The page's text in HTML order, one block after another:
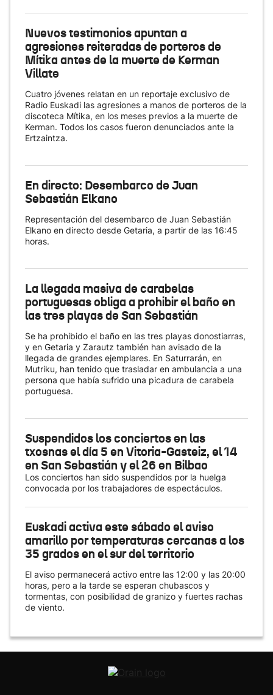
Nuevos testimonios apuntan a
agresiones reiteradas de porteros de
Mítika antes de la muerte de Kerman
Villate
Cuatro jóvenes relatan en un reportaje exclusivo de
Radio Euskadi las agresiones a manos de porteros de la
discoteca Mítika, en los meses previos a la muerte de
Kerman. Todos los casos fueron denunciados ante la
Ertzaintza.
En directo: Desembarco de Juan
Sebastián Elkano
Representación del desembarco de Juan Sebastián
Elkano en directo desde Getaria, a partir de las 16:45
horas.
La llegada masiva de carabelas
portuguesas obliga a prohibir el baño en
las tres playas de San Sebastián
Se ha prohibido el baño en las tres playas donostiarras,
y en Getaria y Zarautz también han avisado de la
llegada de grandes ejemplares. En Saturrarán, en
Mutriku, han tenido que trasladar en ambulancia a una
persona que había sufrido una picadura de carabela
portuguesa.
Suspendidos los conciertos en las
txosnas el día 5 en Vitoria-Gasteiz, el 14
en San Sebastián y el 26 en Bilbao
Los conciertos han sido suspendidos por la huelga
convocada por los trabajadores de espectáculos.
Euskadi activa este sábado el aviso
amarillo por temperaturas cercanas a los
35 grados en el sur del territorio
El aviso permanecerá activo entre las 12:00 y las 20:00
horas, pero a la tarde se esperan chubascos y
tormentas, con posibilidad de granizo y fuertes rachas
de viento.